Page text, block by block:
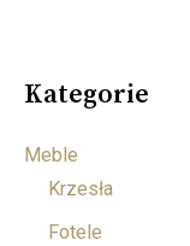
Kategorie
Meble
Krzesła
Fotele